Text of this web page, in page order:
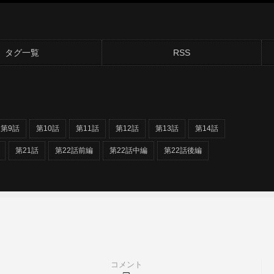
タグ一覧 RSS
第9話 第10話 第11話 第12話 第13話 第14話
第21話 第22話前編 第22話中編 第22話後編
コメント